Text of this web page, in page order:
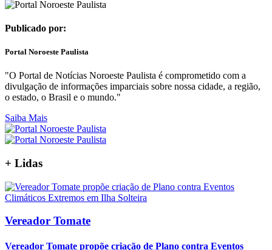
Publicado por:
Portal Noroeste Paulista
"O Portal de Notícias Noroeste Paulista é comprometido com a
divulgação de informações imparciais sobre nossa cidade, a região,
o estado, o Brasil e o mundo."
Saiba Mais
+ Lidas
Vereador Tomate
Vereador Tomate propõe criação de Plano contra Eventos